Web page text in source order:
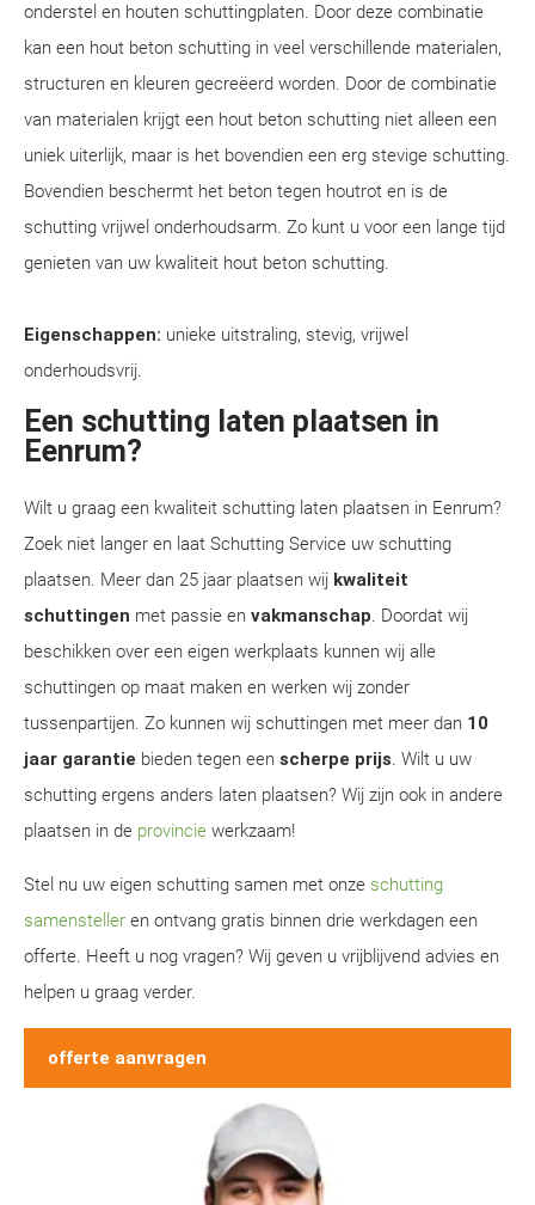
onderstel en houten schuttingplaten. Door deze combinatie
kan een hout beton schutting in veel verschillende materialen,
structuren en kleuren gecreëerd worden. Door de combinatie
van materialen krijgt een hout beton schutting niet alleen een
uniek uiterlijk, maar is het bovendien een erg stevige schutting.
Bovendien beschermt het beton tegen houtrot en is de
schutting vrijwel onderhoudsarm. Zo kunt u voor een lange tijd
genieten van uw kwaliteit hout beton schutting.
Eigenschappen: unieke uitstraling, stevig, vrijwel
onderhoudsvrij.
Een schutting laten plaatsen in
Eenrum?
Wilt u graag een kwaliteit schutting laten plaatsen in Eenrum?
Zoek niet langer en laat Schutting Service uw schutting
plaatsen. Meer dan 25 jaar plaatsen wij kwaliteit
schuttingen met passie en vakmanschap. Doordat wij
beschikken over een eigen werkplaats kunnen wij alle
schuttingen op maat maken en werken wij zonder
tussenpartijen. Zo kunnen wij schuttingen met meer dan 10
jaar garantie bieden tegen een scherpe prijs. Wilt u uw
schutting ergens anders laten plaatsen? Wij zijn ook in andere
plaatsen in de provincie werkzaam!
Stel nu uw eigen schutting samen met onze schutting
samensteller en ontvang gratis binnen drie werkdagen een
offerte. Heeft u nog vragen? Wij geven u vrijblijvend advies en
helpen u graag verder.
offerte aanvragen